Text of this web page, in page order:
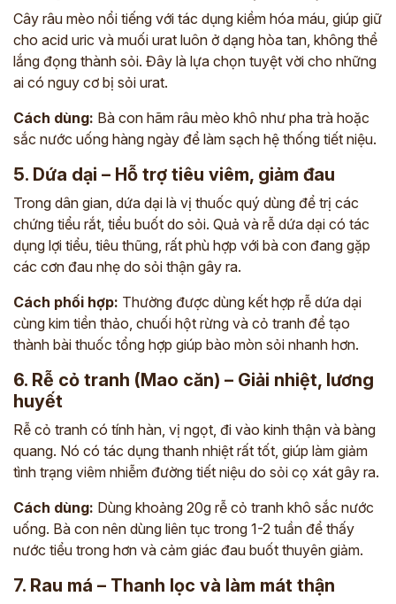
Cây râu mèo nổi tiếng với tác dụng kiềm hóa máu, giúp giữ
cho acid uric và muối urat luôn ở dạng hòa tan, không thể
lắng đọng thành sỏi. Đây là lựa chọn tuyệt vời cho những
ai có nguy cơ bị sỏi urat.
Cách dùng: Bà con hãm râu mèo khô như pha trà hoặc
sắc nước uống hàng ngày để làm sạch hệ thống tiết niệu.
5. Dứa dại – Hỗ trợ tiêu viêm, giảm đau
Trong dân gian, dứa dại là vị thuốc quý dùng để trị các
chứng tiểu rắt, tiểu buốt do sỏi. Quả và rễ dứa dại có tác
dụng lợi tiểu, tiêu thũng, rất phù hợp với bà con đang gặp
các cơn đau nhẹ do sỏi thận gây ra.
Cách phối hợp: Thường được dùng kết hợp rễ dứa dại
cùng kim tiền thảo, chuối hột rừng và cỏ tranh để tạo
thành bài thuốc tổng hợp giúp bào mòn sỏi nhanh hơn.
6. Rễ cỏ tranh (Mao căn) – Giải nhiệt, lương
huyết
Rễ cỏ tranh có tính hàn, vị ngọt, đi vào kinh thận và bàng
quang. Nó có tác dụng thanh nhiệt rất tốt, giúp làm giảm
tình trạng viêm nhiễm đường tiết niệu do sỏi cọ xát gây ra.
Cách dùng: Dùng khoảng 20g rễ cỏ tranh khô sắc nước
uống. Bà con nên dùng liên tục trong 1-2 tuần để thấy
nước tiểu trong hơn và cảm giác đau buốt thuyên giảm.
7. Rau má – Thanh lọc và làm mát thận